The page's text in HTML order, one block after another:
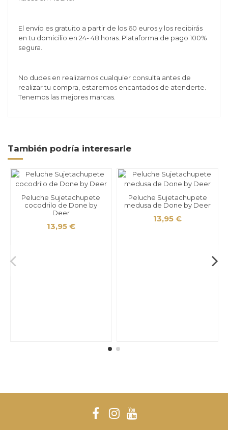
El envío es gratuito a partir de los 60 euros y los recibirás
en tu domicilio en 24- 48 horas. Plataforma de pago 100%
segura.
No dudes en realizarnos cualquier consulta antes de
realizar tu compra, estaremos encantados de atenderte.
Tenemos las mejores marcas.
También podría interesarle
Peluche Sujetachupete
cocodrilo de Done by
Deer
13,95 €
Peluche Sujetachupete
medusa de Done by Deer
13,95 €